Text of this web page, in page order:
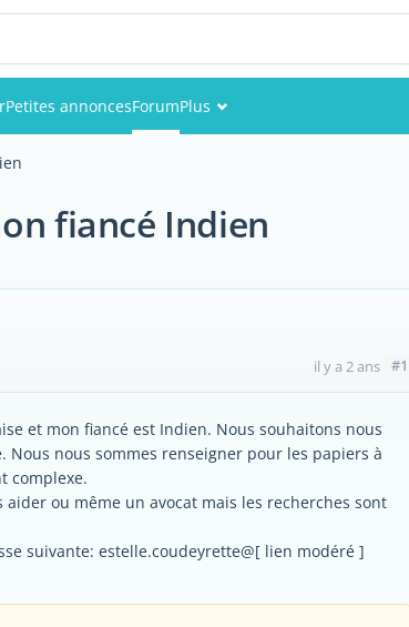
Petites annoncesForumPlus
Membres
fiancé Indien
il y a 2 ans #1
et mon fiancé est Indien. Nous souhaitons nous
nous sommes renseigner pour les papiers à
complexe.
ou même un avocat mais les recherches sont
suivante: estelle.coudeyrette@[ lien modéré ]